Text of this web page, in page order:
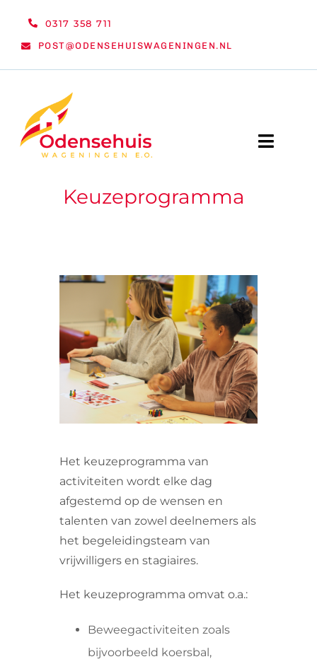
0317 358 711
POST@ODENSEHUISWAGENINGEN.NL
Toggle
WELKOM
VRIJWILLIGERS & STAGIAIRES
Keuzeprogramma
Het keuzeprogramma van
activiteiten wordt elke dag
afgestemd op de wensen en
talenten van zowel deelnemers als
het begeleidingsteam van
vrijwilligers en stagiaires.
Het keuzeprogramma omvat o.a.:
Beweegactiviteiten zoals
bijvoorbeeld koersbal,